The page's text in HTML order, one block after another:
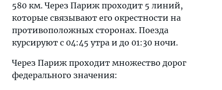
580 км. Через Париж проходит 5 линий,
которые связывают его окрестности на
противоположных сторонах. Поезда
курсируют с 04:45 утра и до 01:30 ночи.
Через Париж проходит множество дорог
федерального значения: